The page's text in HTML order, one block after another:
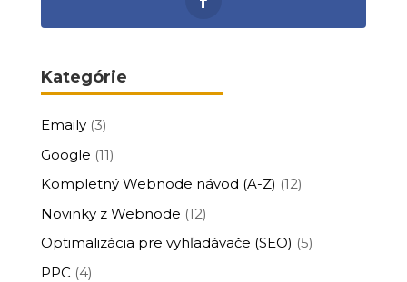
Kategórie
Emaily(3)
Google (11)
Kompletný Webnode návod (A-Z) (12)
Novinky z Webnode (12)
Optimalizácia pre vyhľadávače (SEO) (5)
PPC (4)